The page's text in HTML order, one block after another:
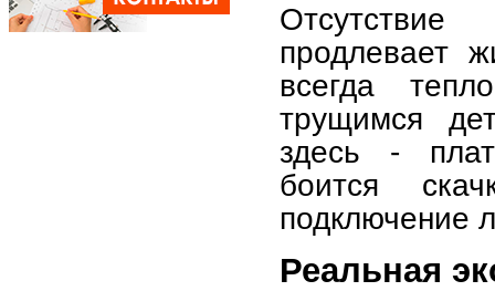
продлевает
всегда
трущимся
здесь -
боится
подключение
Реальная